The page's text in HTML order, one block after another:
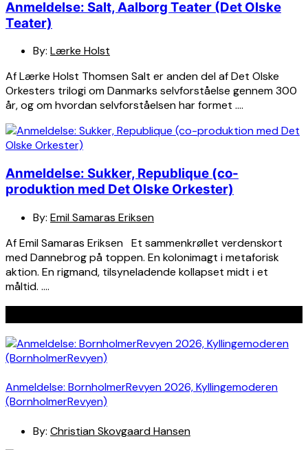
Anmeldelse: Salt, Aalborg Teater (Det Olske
Teater)
By: Lærke Holst
Af Lærke Holst Thomsen Salt er anden del af Det Olske
Orkesters trilogi om Danmarks selvforståelse gennem 300
år, og om hvordan selvforståelsen har formet ….
Anmeldelse: Sukker, Republique (co-
produktion med Det Olske Orkester)
By: Emil Samaras Eriksen
Af Emil Samaras Eriksen Et sammenkrøllet verdenskort
med Dannebrog på toppen. En kolonimagt i metaforisk
aktion. En rigmand, tilsyneladende kollapset midt i et
måltid. ….
Anmeldelse: BornholmerRevyen 2026, Kyllingemoderen
(BornholmerRevyen)
By: Christian Skovgaard Hansen